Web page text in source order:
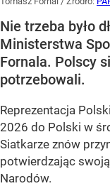
Nie trzeba było
Ministerstwa
Fornala. Polscy
potrzebowali.
Reprezentacja
2026 do Polski w
Siatkarze znów
potwierdzając
Narodów.